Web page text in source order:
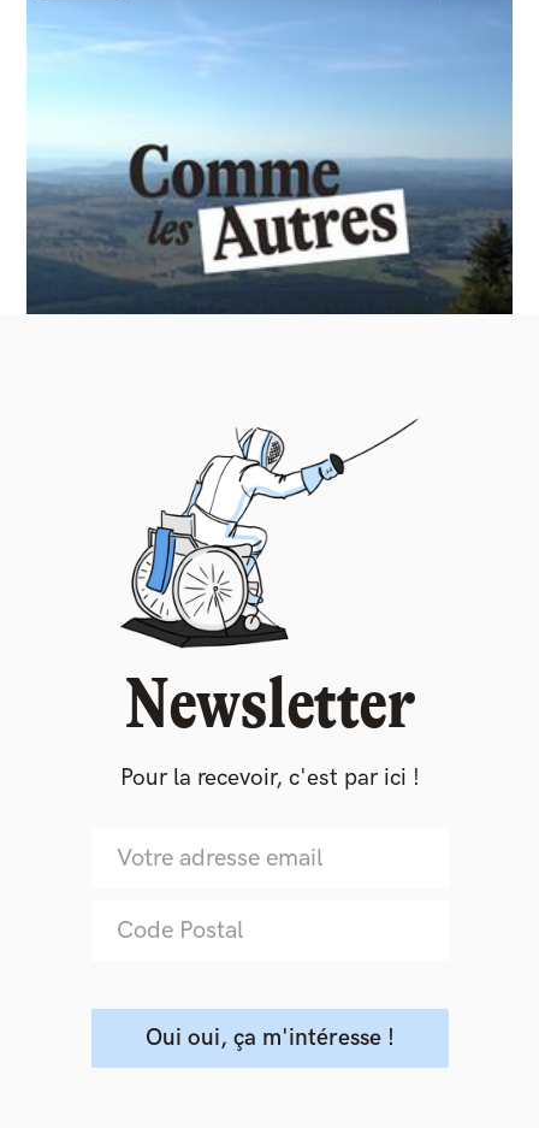
Comme les Autres en 3
l'association
Newsletter
Pour la recevoir, c'est par ici !